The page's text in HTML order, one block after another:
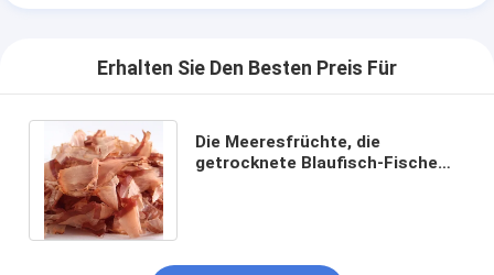
Erhalten Sie Den Besten Preis Für
Die Meeresfrüchte, die
getrocknete Blaufisch-Fische